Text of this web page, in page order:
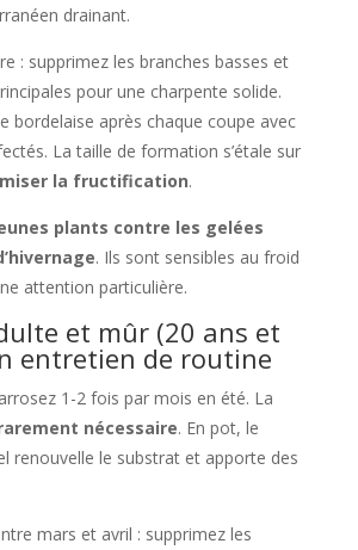
drainant.
: supprimez les branches basses et
pour une charpente solide.
bordelaise après chaque coupe avec
La taille de formation s’étale sur
la fructification.
plants contre les gelées
. Ils sont sensibles au froid
attention particulière.
et mûr (20 ans et
entretien de routine
1-2 fois par mois en été. La
nécessaire. En pot, le
renouvelle le substrat et apporte des
mars et avril : supprimez les